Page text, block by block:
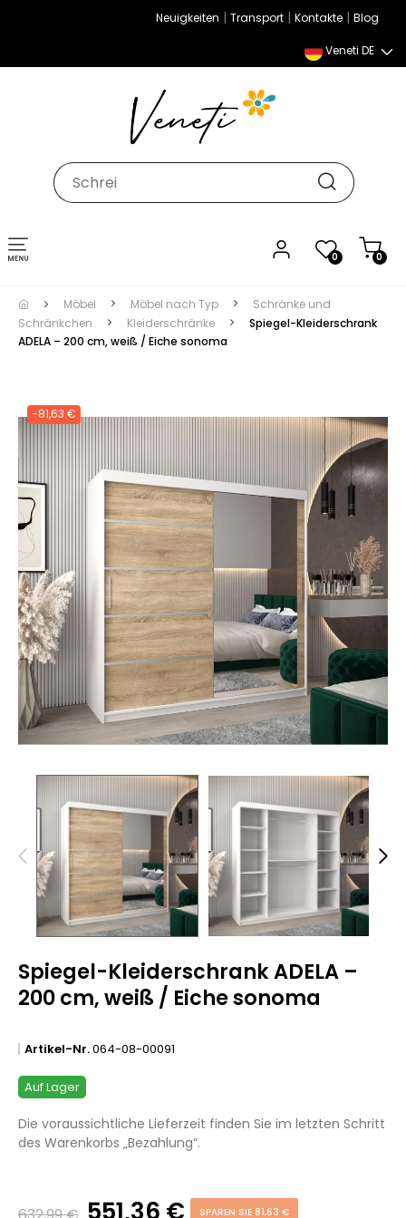
Neuigkeiten | Transport | Kontakte | Blog
Veneti DE
0 0
Umschalten
der
Navigation
Möbel Möbel nach Typ
Schränke und
Schränkchen
Kleiderschränke
Spiegel-Kleiderschrank
ADELA – 200 cm, weiß / Eiche sonoma
-81,63 €
Spiegel-Kleiderschrank ADELA –
200 cm, weiß / Eiche sonoma
Artikel-Nr.064-08-00091
Auf Lager
Die voraussichtliche Lieferzeit finden Sie im letzten Schritt
des Warenkorbs „Bezahlung“.
SPAREN SIE 81,63 €